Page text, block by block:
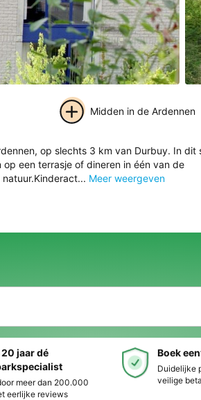
Midden in de Ardennen
op slechts 3 km van Durbuy. In dit
een terrasje of dineren in één van de
Meer weergeven
jaar dé
meer dan 200.000
eerlijke reviews
Boek
Duidelijke
veilige